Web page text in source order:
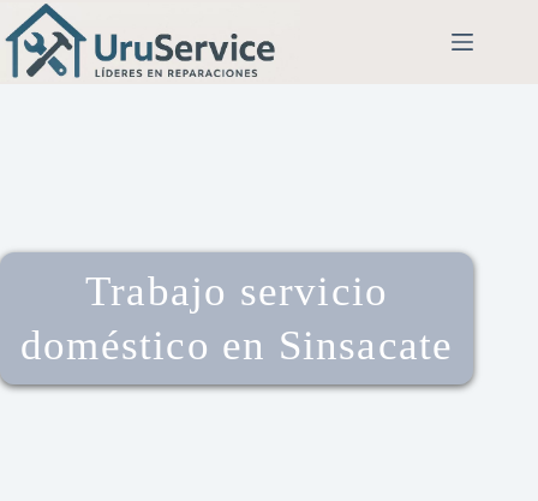
Trabajo servicio
doméstico en Sinsacate